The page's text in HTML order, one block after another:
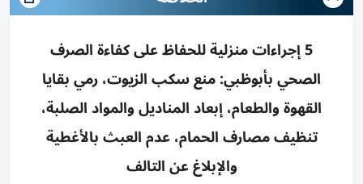
5 إجراءات منزلية للحفاظ على كفاءة الصرف
الصحي بأبوظبي: منع سكب الزيوت، رمي بقايا
القهوة والطعام، إبعاد المناديل والمواد الصلبة،
تنظيف مصارف الحمام، عدم العبث بالأغطية
والإبلاغ عن التالف